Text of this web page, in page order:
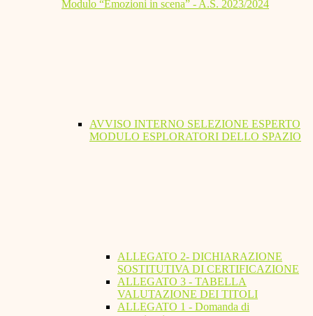
Modulo “Emozioni in scena” - A.S. 2023/2024
AVVISO INTERNO SELEZIONE ESPERTO
MODULO ESPLORATORI DELLO SPAZIO
ALLEGATO 2- DICHIARAZIONE
SOSTITUTIVA DI CERTIFICAZIONE
ALLEGATO 3 - TABELLA
VALUTAZIONE DEI TITOLI
ALLEGATO 1 - Domanda di